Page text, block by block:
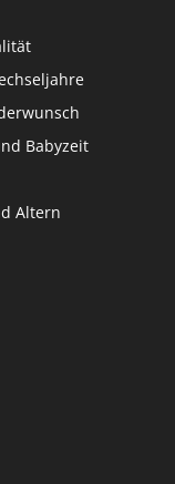
Babyzeit
Altern